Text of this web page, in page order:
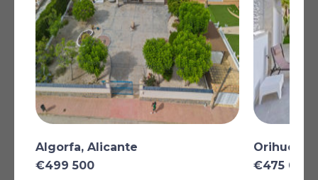
automatiquement par intelligence artificielle. Malgré tous nos efforts pour
garantir leur exactitude, des erreurs ou des inexactitudes peuvent
subsister. La version originale de l'annonce fait foi.
AFFICHER SUR LA CARTE
La carte peut ne pas indiquer l'emplacement exact
Algorfa, Alicante
€499 500
Orihuela
€475 000